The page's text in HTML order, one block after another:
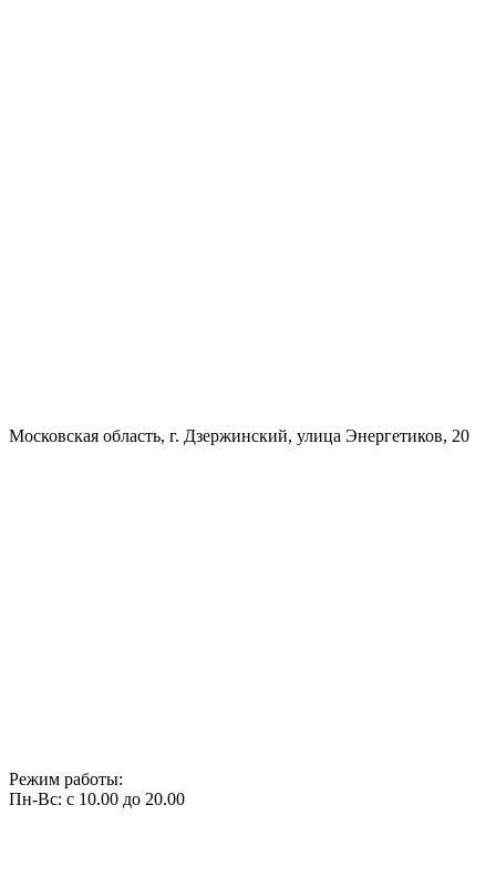
Московская область, г. Дзержинский, улица Энергетиков, 20
Режим работы:
Пн-Вс: с 10.00 до 20.00